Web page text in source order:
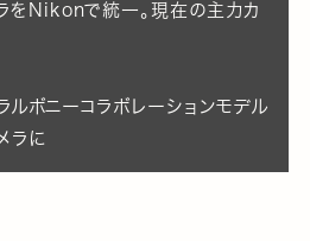
をNikonで統一。現在の主力カ
ボニーコラボレーションモデル
ラに